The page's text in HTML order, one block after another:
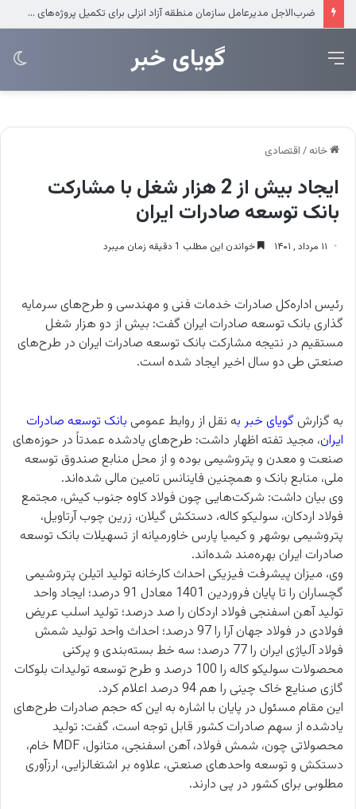
عرضه مستقیم محصولات ایرانول در ایام اربعین
‌‌‌گویای خبر منو
خانه / اقتصادی
ایجاد بیش از 2 هزار شغل با مشارکت
بانک توسعه صادرات ایران
۱۱ مرداد , ۱۴۰۱ خواندن این مطلب 1 دقیقه زمان میبرد
رئیس اداره‌کل صادرات خدمات فنی و مهندسی و طرح‌های سرمایه
گذاری بانک توسعه صادرات ایران گفت: بیش از دو هزار شغل
مستقیم در نتیجه مشارکت بانک توسعه صادرات ایران در طرح‌های
صنعتی طی دو سال اخیر ایجاد شده است.
به گزارش گویای خبر به نقل از روابط عمومی بانک توسعه صادرات
ایران، مجید تفته اظهار داشت: طرح‌های یادشده عمدتاً در حوزه‌های
صنعت و معدن و پتروشیمی بوده و از محل منابع صندوق توسعه
ملی، منابع بانک و همچنین فاینانس تامین مالی شده‌اند.
وی بیان داشت: شرکت‌‌هایی چون فولاد کاوه جنوب کیش، مجتمع
فولاد اردکان، سولیکو کاله، دستکش گیلان، زرین چوب آرتاویل،
پتروشیمی بوشهر و کیمیا پارس خاورمیانه از تسهیلات بانک توسعه
صادرات ایران بهره‌مند شده‌اند.
وی، میزان پیشرفت فیزیکی احداث کارخانه تولید اتیلن پتروشیمی
گچساران را تا پایان فروردین 1401 معادل 91 درصد؛ ایجاد واحد
تولید آهن اسفنجی فولاد اردکان را صد درصد؛ تولید اسلب عریض
فولادی در فولاد جهان آرا را 97 درصد؛ احداث واحد تولید شمش
فولاد آلیاژی ایران را 77 درصد؛ سه خط بسته‌بندی و پرکنی
محصولات سولیکو کاله را 100 درصد و طرح توسعه تولیدات بلوکات
گازی صنایع خاک چینی را هم 94 درصد اعلام کرد.
این مقام مسئول در پایان با اشاره به این که حجم صادرات طرح‌های
یادشده از سهم صادرات کشور قابل توجه است، گفت: تولید
محصولاتی چون، شمش فولاد، آهن اسفنجی، متانول، MDF خام،
دستکش و توسعه واحدهای صنعتی، علاوه بر اشتغالزایی، ارزآوری
مطلوبی برای کشور در پی دارند.